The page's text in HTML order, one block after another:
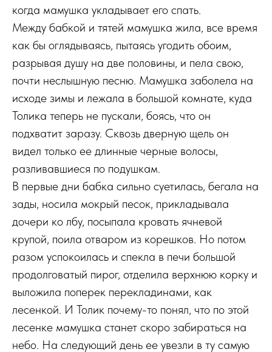
когда мамушка укладывает его спать.
Между бабкой и тятей мамушка жила, все время
как бы оглядываясь, пытаясь угодить обоим,
разрывая душу на две половины, и пела свою,
почти неслышную песню. Мамушка заболела на
исходе зимы и лежала в большой комнате, куда
Толика теперь не пускали, боясь, что он
подхватит заразу. Сквозь дверную щель он
видел только ее длинные черные волосы,
разливавшиеся по подушкам.
В первые дни бабка сильно суетилась, бегала на
зады, носила мокрый песок, прикладывала
дочери ко лбу, посыпала кровать ячневой
крупой, поила отваром из корешков. Но потом
разом успокоилась и спекла в печи большой
продолговатый пирог, отделила верхнюю корку и
выложила поперек перекладинами, как
лесенкой. И Толик почему-то понял, что по этой
лесенке мамушка станет скоро забираться на
небо. На следующий день ее увезли в ту самую